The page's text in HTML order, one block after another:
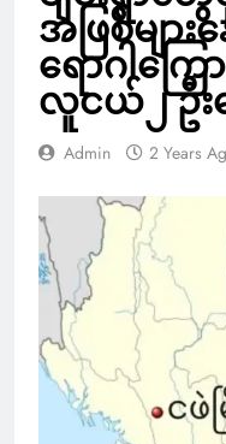
အဖြစ်များန
ရောဂါကြေ
လူငယ်၂ ဦ
Admin 2 Years